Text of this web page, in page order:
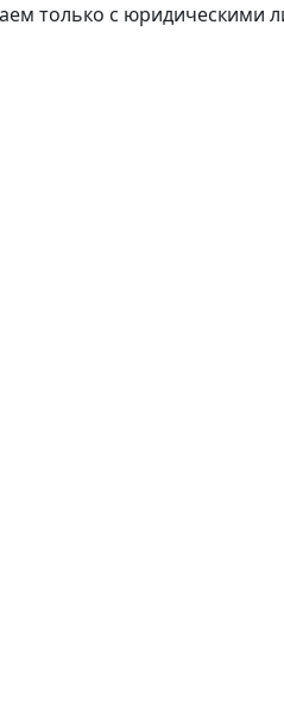
только с юридическими